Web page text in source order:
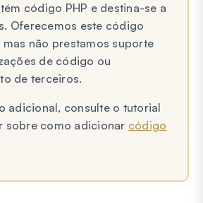
código PHP e destina-se a
Oferecemos este código
não prestamos suporte
de código ou
de terceiros.
adicional, consulte o tutorial
sobre como adicionar código